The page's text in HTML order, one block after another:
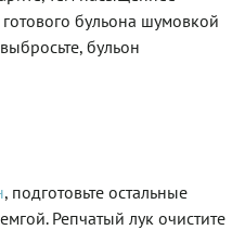
бульона шумовкой
бульон
, подготовьте остальные
Репчатый лук очистите